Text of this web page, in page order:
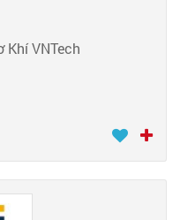
Khí VNTech